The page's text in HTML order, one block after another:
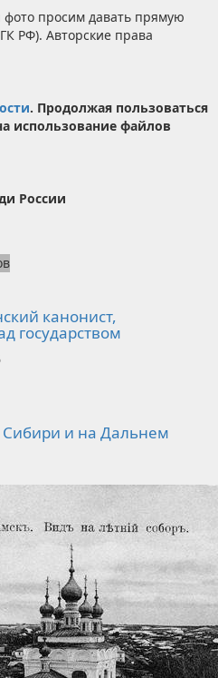
фото просим давать прямую
РФ). Авторские права
. Продолжая пользоваться
использование файлов
России
канонист,
государством
и на Дальнем